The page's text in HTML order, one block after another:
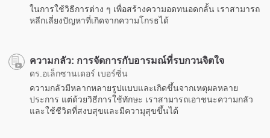
ในการใช้วิธีการต่าง ๆ เพื่อสร้างความอดทนอดกลั้น เราสามารถ
หลีกเลี่ยงปัญหาที่เกิดจากความโกรธได้
ความกลัว: การจัดการกับอารมณ์ที่รบกวนจิตใจ
ดร.อเล็กซานเดอร์ เบอร์ซิ่น
ความกลัวมีหลากหลายรูปแบบและเกิดขึ้นจากเหตุผลหลาย
ประการ แต่ด้วยวิธีการใช้ทักษะ เราสามารถเอาชนะความกลัว
และใช้ชีวิตที่สงบสุขและมีความุสุขขึ้นได้